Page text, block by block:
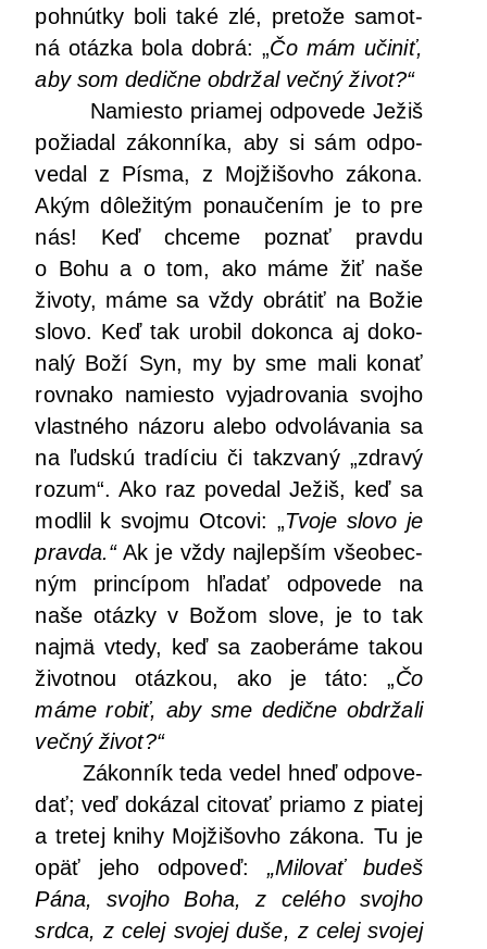
pohnút­ky boli také zlé, pre­to­že samot­
ná otáz­ka bola dob­rá: „Čo mám uči­niť,
aby som dedič­ne obdr­žal več­ný život?“
Namies­to pria­mej odpo­ve­de Ježiš
požia­dal zákon­ní­ka, aby si sám odpo­
ve­dal z Pís­ma, z Moj­ži­šov­ho záko­na.
Akým dôle­ži­tým ponau­če­ním je to pre
nás! Keď chce­me poznať prav­du
o Bohu a o tom, ako máme žiť naše
živo­ty, máme sa vždy obrá­tiť na Božie
slo­vo. Keď tak uro­bil dokon­ca aj doko­
na­lý Boží Syn, my by sme mali konať
rov­na­ko namies­to vyjad­ro­va­nia svoj­ho
vlast­né­ho názo­ru ale­bo odvo­lá­va­nia sa
na ľud­skú tra­dí­ciu či takz­va­ný „zdra­vý
roz­um“. Ako raz pove­dal Ježiš, keď sa
mod­lil k svoj­mu Otco­vi: „Tvo­je slo­vo je
prav­da.“Ak je vždy naj­lep­ším vše­obec­
ným prin­cí­pom hľa­dať odpo­ve­de na
naše otáz­ky v Božom slo­ve, je to tak
naj­mä vte­dy, keď sa zaobe­rá­me takou
život­nou otáz­kou, ako je táto: „Čo
máme robiť, aby sme dedič­ne obdr­ža­li
več­ný život?“
Zákon­ník teda vedel hneď odpo­ve­
dať; veď doká­zal cito­vať pria­mo z pia­tej
a tre­tej kni­hy Moj­ži­šov­ho záko­na. Tu je
opäť jeho odpo­veď: „Milo­vať budeš
Pána, svoj­ho Boha, z celé­ho svoj­ho
srd­ca, z celej svo­jej duše, z celej svo­jej